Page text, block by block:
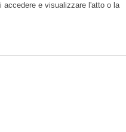
accedere e visualizzare l'atto o la